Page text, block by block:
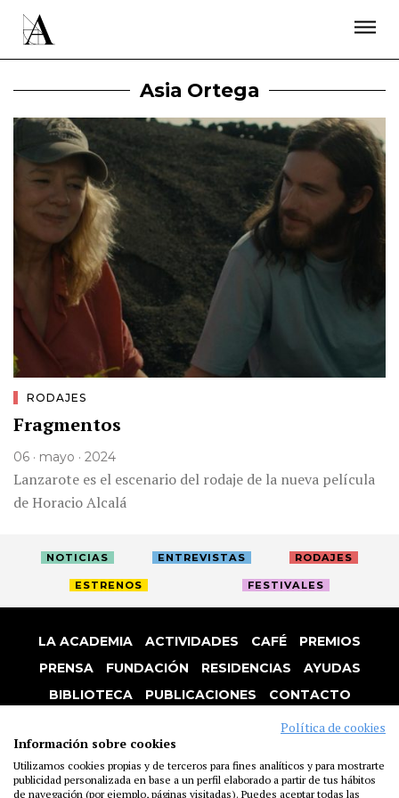
Asia Ortega
RODAJES
Fragmentos
06 · mayo · 2024
Lanzarote es el escenario del rodaje de la nueva película
de Horacio Alcalá
NOTICIAS ENTREVISTAS RODAJES
ESTRENOS FESTIVALES
LA ACADEMIA ACTIVIDADES CAFÉ
PREMIOS
PRENSA
FUNDACIÓN RESIDENCIAS
AYUDAS
BIBLIOTECA
PUBLICACIONES
CONTACTO
COOKIES
ÚNETE A LA ACADEMIA DE CINE
PRENSA
NEWSLETTER
Política de cookies
Información sobre cookies
Utilizamos cookies propias y de terceros para fines analíticos y para mostrarte
publicidad personalizada en base a un perfil elaborado a partir de tus hábitos
de navegación (por ejemplo, páginas visitadas). Puedes aceptar todas las